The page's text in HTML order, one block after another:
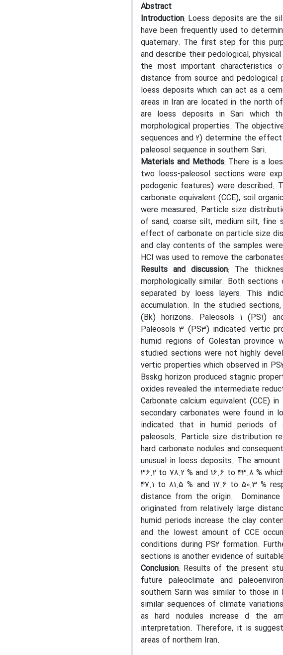
Abstract
Introduction: Loess deposits are the
have been frequently used to
quaternary. The first step for this
and describe their pedological,
the most important characteristics
distance from source and
loess deposits which can act as a
areas in Iran are located in the north
are loess deposits in Sari which
morphological properties. The
sequences and 2) determine the
paleosol sequence in southern Sari.
Materials and Methods: There is a
two loess-paleosol sections were
pedogenic features) were described.
carbonate equivalent (CCE), soil
were measured. Particle size
of sand, coarse silt, medium silt, fine
effect of carbonate on particle size
and clay contents of the samples
HCl was used to remove the
Results and discussion: The
morphologically similar. Both
separated by loess layers. This
accumulation. In the studied
(Bk) horizons. Paleosols 1 (PS1)
Paleosols 3 (PS3) indicated vertic
humid regions of Golestan province
studied sections were not highly
vertic properties which observed in
Bsskg horizon produced stagnic
oxides revealed the intermediate
Carbonate calcium equivalent (CCE)
secondary carbonates were found in
indicated that in humid periods of
paleosols. Particle size distribution
hard carbonate nodules and
unusual in loess deposits. The
36.2 to 78.2 % and 16.6 to 43.8 %
47.1 to 81.5 % and 17.6 to 50.3 %
distance from the origin.
originated from relatively large
humid periods increase the clay
and the lowest amount of CCE
conditions during PS2 formation.
sections is another evidence of
Conclusion: Results of the present
future paleoclimate and
southern Sarin was similar to those in
similar sequences of climate
as hard nodules increase d the
interpretation. Therefore, it is
areas of northern Iran.